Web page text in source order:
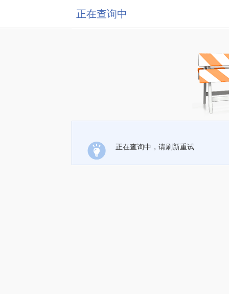
正在查询中
正在查询中，请刷新重试